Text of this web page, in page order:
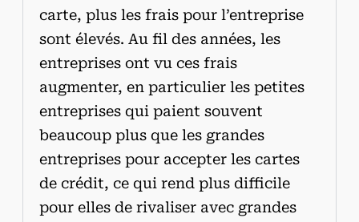
carte, plus les frais pour l’entreprise
sont élevés. Au fil des années, les
entreprises ont vu ces frais
augmenter, en particulier les petites
entreprises qui paient souvent
beaucoup plus que les grandes
entreprises pour accepter les cartes
de crédit, ce qui rend plus difficile
pour elles de rivaliser avec grandes